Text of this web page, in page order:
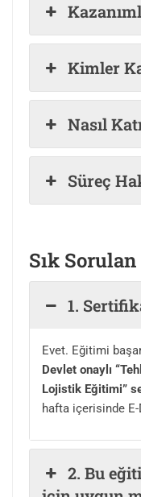
Kimler
Nasıl
Süreç
Sık
1.
Evet. Eğitimi
Devlet onaylı
Lojistik Eğitimi”
hafta içerisinde
2. Bu